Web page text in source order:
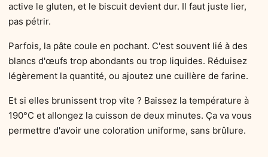
active le gluten, et le biscuit devient dur. Il faut juste lier,
pas pétrir.
Parfois, la pâte coule en pochant. C'est souvent lié à des
blancs d'œufs trop abondants ou trop liquides. Réduisez
légèrement la quantité, ou ajoutez une cuillère de farine.
Et si elles brunissent trop vite ? Baissez la température à
190°C et allongez la cuisson de deux minutes. Ça va vous
permettre d'avoir une coloration uniforme, sans brûlure.